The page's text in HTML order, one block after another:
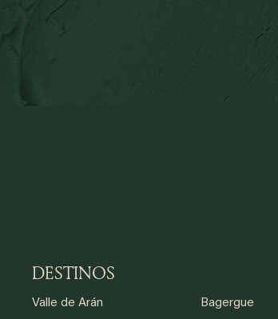
DESTINOS
Valle de Arán
Bagergue